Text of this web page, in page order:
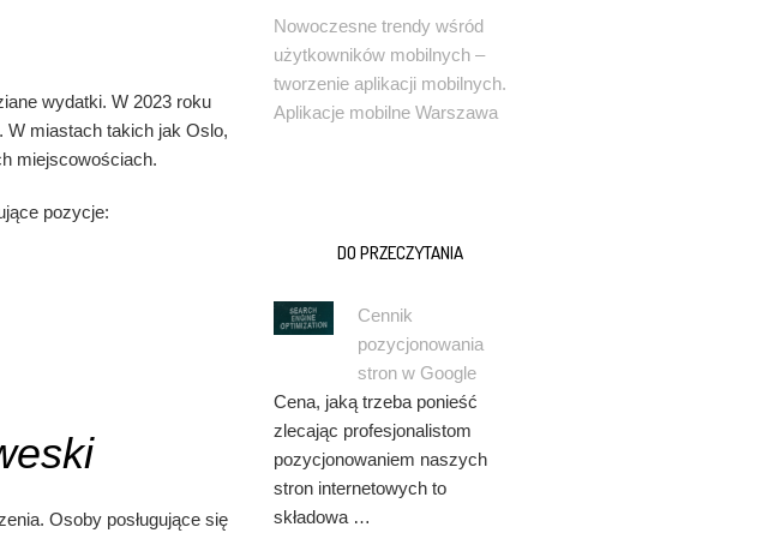
wydatki. W 2023 roku
W miastach takich jak Oslo,
miejscowościach.
pozycje:
Osoby posługujące się
Nowoczesne trendy wśród
użytkowników mobilnych –
tworzenie aplikacji mobilnych.
Aplikacje mobilne Warszawa
DO PRZECZYTANIA
Cennik
pozycjonowania
stron w Google
Cena, jaką trzeba ponieść
zlecając profesjonalistom
pozycjonowaniem naszych
stron internetowych to
składowa …